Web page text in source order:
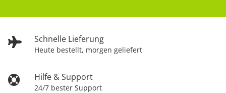
Schnelle Lieferung
Heute bestellt, morgen geliefert
Hilfe & Support
24/7 bester Support